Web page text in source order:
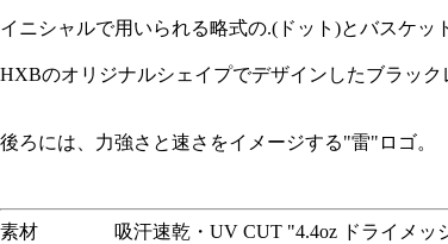
イニシャルで用いられる略式の.(ドット)とバスケ
HXBのオリジナルシェイプでデザインしたブラック
後ろには、力強さと速さをイメージする"雷"ロゴ。
素材
吸汗速乾・UV CUT "4.4oz ドライメッ